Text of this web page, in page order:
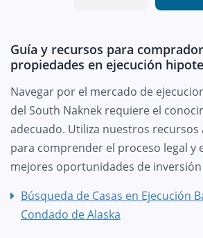
Guía y recursos para
propiedades en ejecución
Navegar por el mercado de
del South Naknek requiere el
adecuado. Utiliza nuestros
para comprender el proceso legal y
mejores oportunidades de inversión
Búsqueda de Casas en Ejecución
Condado de Alaska